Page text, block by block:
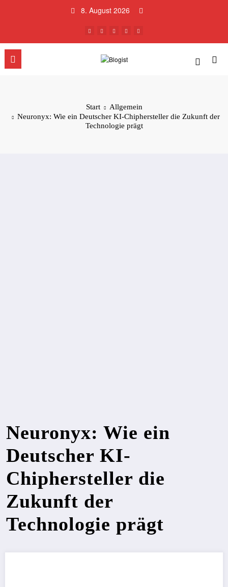
8. August 2026
Start
Allgemein
Neuronyx: Wie ein Deutscher KI-Chiphersteller die Zukunft der
Technologie prägt
Neuronyx: Wie ein
Deutscher KI-
Chiphersteller die
Zukunft der
Technologie prägt